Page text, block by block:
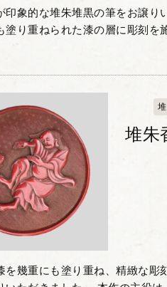
印象的な堆朱堆黒の筆をお譲り
塗り重ねられた漆の層に彫刻を
堆朱
を幾重にも塗り重ね、精緻な彫